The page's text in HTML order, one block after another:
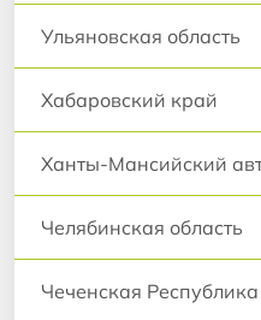
Ульяновская область
Хабаровский край
Ханты-Мансийский
Челябинская область
Чеченская Республика